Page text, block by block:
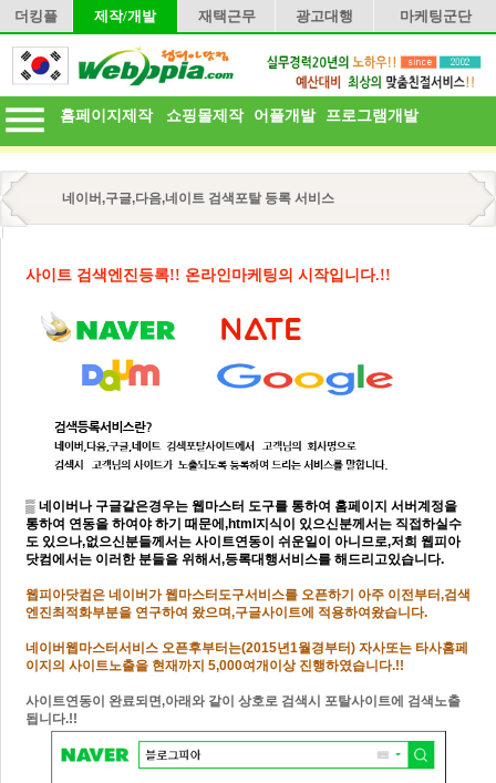
더킹플 제작/개발 재택근무 광고대행 마케팅군단
홈페이지제작 쇼핑몰제작 어플개발 프로그램개발
네이버,구글,다음,네이트 검색포탈 등록 서비스
사이트 검색엔진등록!! 온라인마케팅의 시작입니다.!!
▒ 네이버나 구글같은경우는 웹마스터 도구를 통하여 홈페이지 서버계정을
통하여 연동을 하여야 하기 때문에,html지식이 있으신분께서는 직접하실수
도 있으나,없으신분들께서는 사이트연동이 쉬운일이 아니므로,저희 웹피아
닷컴에서는 이러한 분들을 위해서,등록대행서비스를 해드리고있습니다.
웹피아닷컴은 네이버가 웹마스터도구서비스를 오픈하기 아주 이전부터,검색
엔진최적화부분을 연구하여 왔으며,구글사이트에 적용하여왔습니다.
네이버웹마스터서비스 오픈후부터는(2015년1월경부터) 자사또는 타사홈페
이지의 사이트노출을 현재까지 5,000여개이상 진행하였습니다.!!
사이트연동이 완료되면,아래와 같이 상호로 검색시 포탈사이트에 검색노출
됩니다.!!